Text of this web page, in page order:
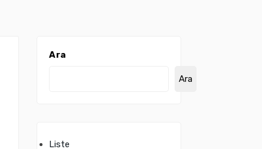
Ara
Ara
Liste